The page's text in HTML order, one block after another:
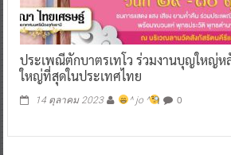
ประเพณีตักบาตรเทโว ร่วมงานบุญใหญ่
ใหญ่ที่สุดในประเทศไทย
14 ตุลาคม 2023 ^ jo ^ 0